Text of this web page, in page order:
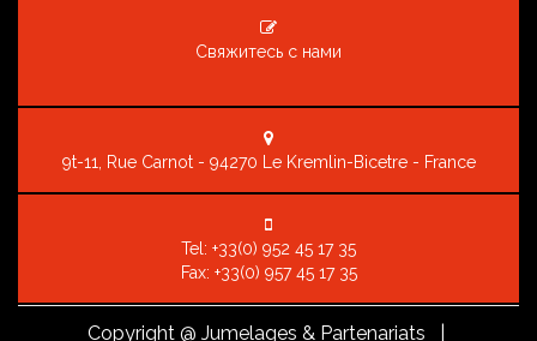
Свяжитесь с нами
9t-11, Rue Carnot - 94270 Le Kremlin-Bicetre - France
Tel: +33(0) 952 45 17 35
Fax: +33(0) 957 45 17 35
Copyright@ Jumelages & Partenariats |